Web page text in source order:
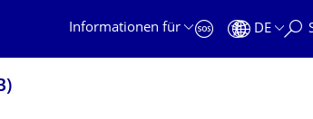
Informationen für
DE